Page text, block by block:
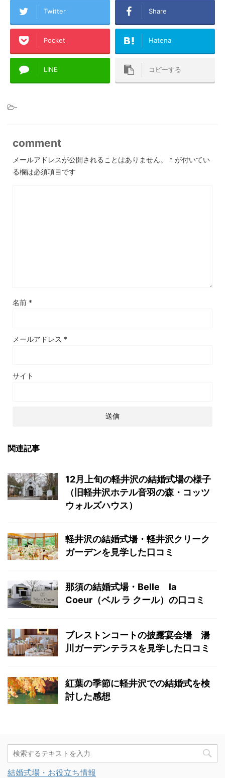
Twitter Share
Pocket Hatena
LINE コピーする
-
comment
メールアドレスが公開されることはありません。 * が付いてい
る欄は必須項目です
名前 *
メールアドレス *
サイト
関連記事
12月上旬の軽井沢の結婚式場の様子
（旧軽井沢ホテル音羽の森・コッツ
ウォルズハウス）
軽井沢の結婚式場・軽井沢クリーク
ガーデンを見学した口コミ
那須の結婚式場・Belle la
Coeur（ベル ラ クール）の口コミ
ブレストンコートの披露宴会場 湯
川ガーデンテラスを見学した口コミ
紅葉の季節に軽井沢での結婚式を検
討した感想
結婚式場・お役立ち情報